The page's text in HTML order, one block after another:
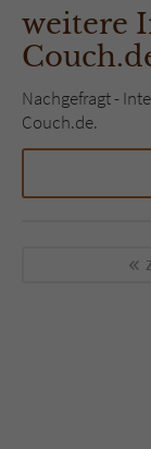
weitere
Nachgefragt -
Couch.de.